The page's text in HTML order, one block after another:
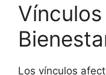
Los vínculos